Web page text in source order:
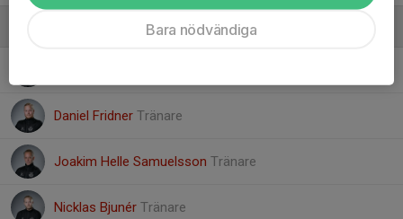
Daniel Fridner Tränare
Joakim Helle Samuelsson Tränare
Nicklas Bjunér Tränare
Bara nödvändiga